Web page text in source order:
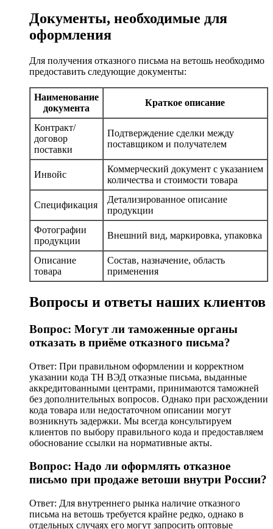
Документы, необходимые для
оформления
Для получения отказного письма на ветошь необходимо
предоставить следующие документы:
Наименование
документа
Краткое описание
Контракт/
договор
поставки
Подтверждение сделки между
поставщиком и получателем
Инвойс
Коммерческий документ с указанием
количества и стоимости товара
Спецификация
Детализированное описание
продукции
Фотографии
продукции
Внешний вид, маркировка, упаковка
Описание
товара
Состав, назначение, область
применения
Вопросы и ответы наших клиентов
Вопрос: Могут ли таможенные органы
отказать в приёме отказного письма?
Ответ: При правильном оформлении и корректном
указании кода ТН ВЭД отказные письма, выданные
аккредитованными центрами, принимаются таможней
без дополнительных вопросов. Однако при расхождении
кода товара или недостаточном описании могут
возникнуть задержки. Мы всегда консультируем
клиентов по выбору правильного кода и предоставляем
обоснование ссылки на нормативные акты.
Вопрос: Надо ли оформлять отказное
письмо при продаже ветоши внутри России?
Ответ: Для внутреннего рынка наличие отказного
письма на ветошь требуется крайне редко, однако в
отдельных случаях его могут запросить оптовые